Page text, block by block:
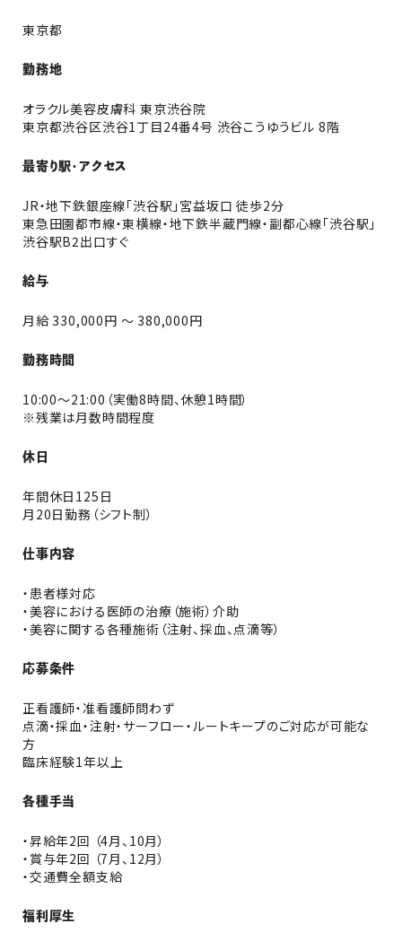
東京都
勤務地
オラクル美容皮膚科 東京渋谷院
東京都渋谷区渋谷1丁目24番4号 渋谷こうゆうビル 8階
最寄り駅・アクセス
JR・地下鉄銀座線「渋谷駅」宮益坂口 徒歩2分
東急田園都市線・東横線・地下鉄半蔵門線・副都心線「渋谷駅」
渋谷駅B2出口すぐ
給与
月給 330,000円 〜 380,000円
勤務時間
10:00～21:00（実働8時間、休憩1時間）
※残業は月数時間程度
休日
年間休日125日
月20日勤務（シフト制）
仕事内容
・患者様対応
・美容における医師の治療（施術）介助
・美容に関する各種施術（注射、採血、点滴等）
応募条件
正看護師・准看護師問わず
点滴・採血・注射・サーフロー・ルートキープのご対応が可能な
方
臨床経験1年以上
各種手当
・昇給年2回 （4月、10月）
・賞与年2回 （7月、12月）
・交通費全額支給
福利厚生